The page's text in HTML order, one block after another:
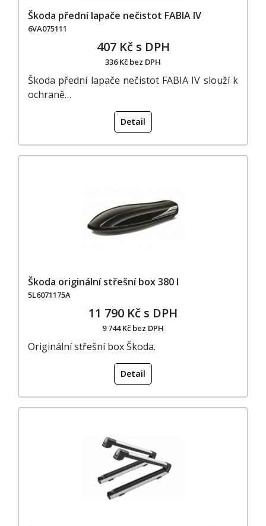
Škoda přední lapače nečistot FABIA IV
6VA075111
407 Kč s DPH
336 Kč bez DPH
Škoda přední lapače nečistot FABIA IV slouží k
ochraně…
Detail
Škoda originální střešní box 380 l
5L6071175A
11 790 Kč s DPH
9 744 Kč bez DPH
Originální střešní box Škoda.
Detail